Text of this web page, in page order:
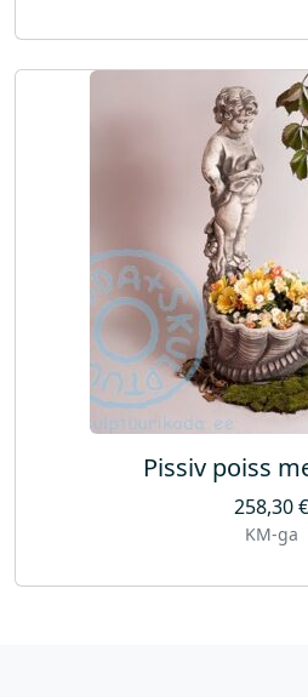
Pissiv poiss
258,30€
KM-ga